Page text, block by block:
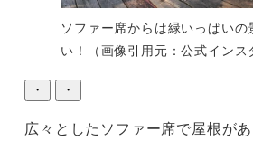
ソファー席からは緑いっぱいの
い！（画像引用元：公式インス
・ ・
広々としたソファー席で屋根が